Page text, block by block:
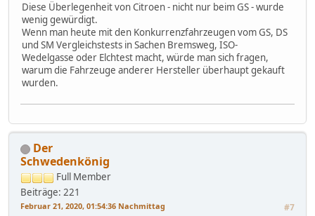
Diese Überlegenheit von Citroen - nicht nur beim GS - wurde
wenig gewürdigt.
Wenn man heute mit den Konkurrenzfahrzeugen vom GS, DS
und SM Vergleichstests in Sachen Bremsweg, ISO-
Wedelgasse oder Elchtest macht, würde man sich fragen,
warum die Fahrzeuge anderer Hersteller überhaupt gekauft
wurden.
Der
Schwedenkönig
Full Member
Beiträge: 221
Februar 21, 2020, 01:54:36 Nachmittag #7